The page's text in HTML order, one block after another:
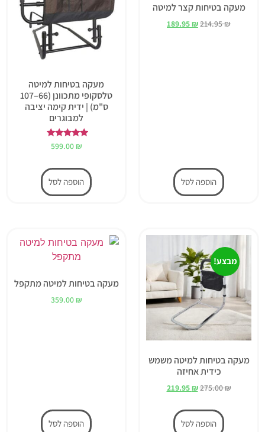
מעקה בטיחות קצר למיטה
214.95₪
189.95₪
הוספה לסל
מעקה בטיחות למיטה
טלסקופי מתכוונן (66–107
ס"מ) | ידית קימה יציבה
למבוגרים
דורג
5.00
599.00 ₪
הוספה לסל
מבצע!
מעקה בטיחות למיטה משמש
כידית אחיזה
275.00₪
219.95₪
הוספה לסל
מעקה בטיחות למיטה מתקפל
359.00 ₪
הוספה לסל